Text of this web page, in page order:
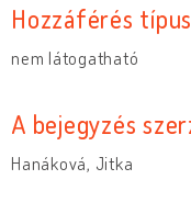
Hozzáférés
nem látogatható
A bejegyzés
Hanáková, Jitka